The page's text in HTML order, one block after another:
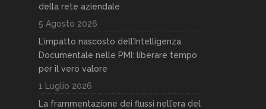
della rete aziendale
5 Agosto 2026
L’impatto nascosto dell’Intelligenza
Documentale nelle PMI: liberare tempo
per il vero valore
1 Luglio 2026
La frammentazione dei flussi nell’era del